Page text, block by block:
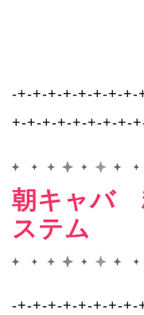
-+-+-+-+-+-+-+-+-
+-+-+-+-+-+-+-+-
朝キャバ
ステム
-+-+-+-+-+-+-+-+-